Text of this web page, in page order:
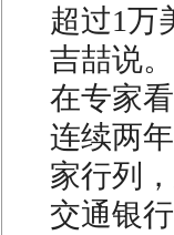
超过1万
吉喆说。
在专家
连续两
家行列
交通银